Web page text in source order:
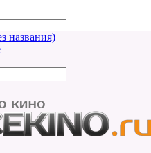
названия)